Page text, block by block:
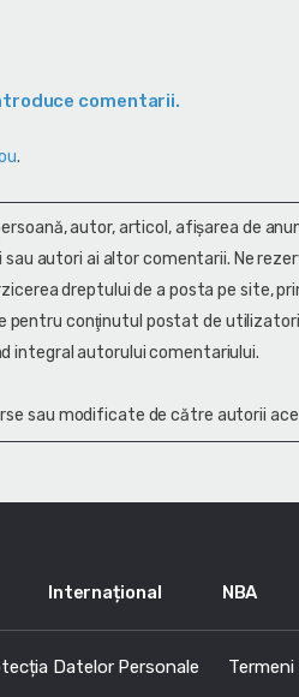
comentarii.
.
autor, articol, afişarea de
autori ai altor comentarii. Ne
dreptului de a posta pe site,
pentru conţinutul postat de
integral autorului comentariului.
sau modificate de către autorii
Internațional NBA
Datelor Personale